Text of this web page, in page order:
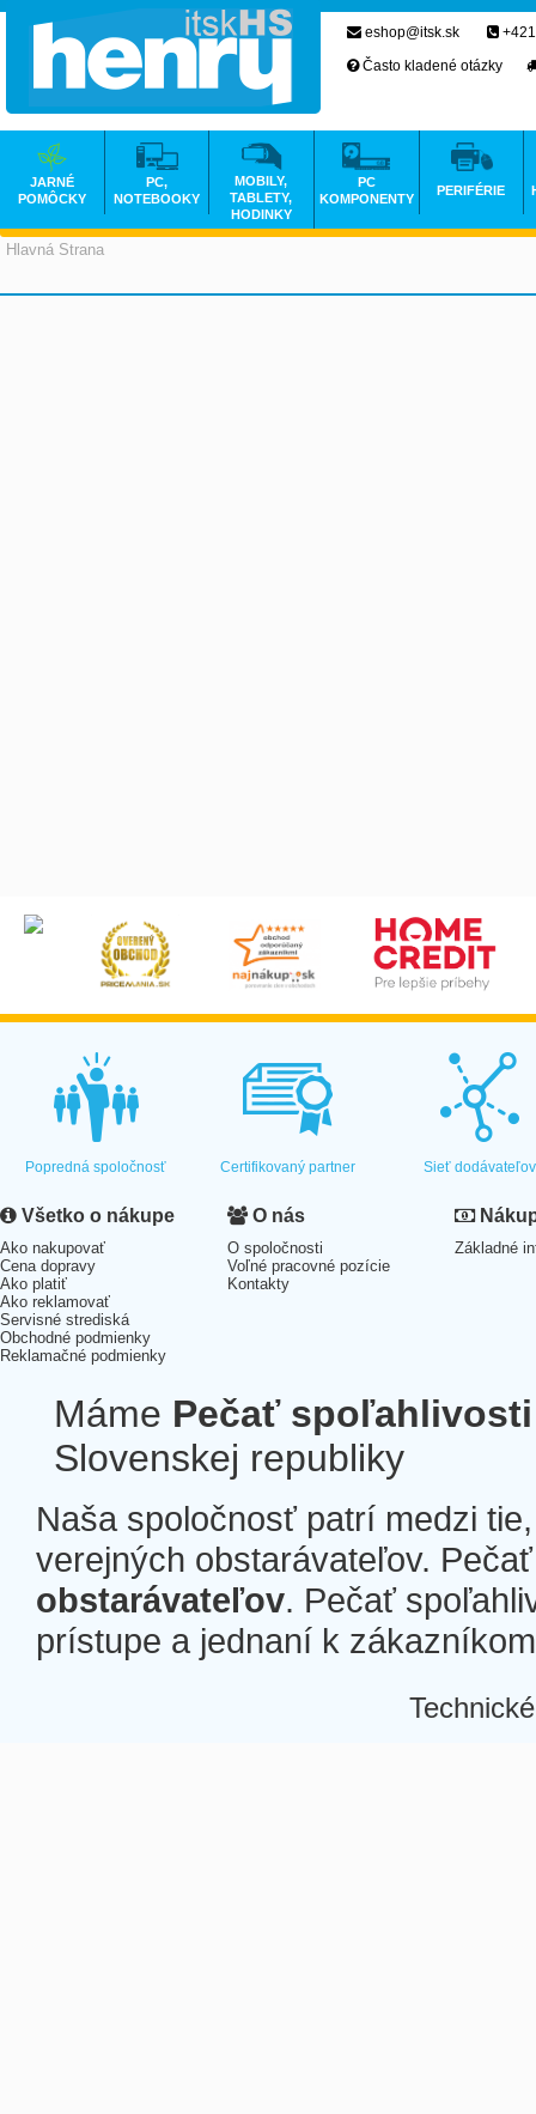
Hlavná Strana
eshop@itsk.sk
Často kladené otázky
JARNÉ
POMÔCKY
PC,
NOTEBOOKY
MOBILY,
TABLETY,
HODINKY
PC
KOMPONENTY
PERIFÉRIE
Popredná spoločnosť Certifikovaný partner Sieť dodávateľov
Všetko o nákupe
Ako nakupovať
Cena dopravy
Ako platiť
Ako reklamovať
Servisné strediská
Obchodné podmienky
Reklamačné podmienky
O nás
O spoločnosti
Voľné pracovné pozície
Kontakty
Základné
Máme Pečať spoľahlivosti
Slovenskej republiky
Naša spoločnosť patrí medzi
verejných obstarávateľov.
obstarávateľov. Pečať
prístupe a jednaní k